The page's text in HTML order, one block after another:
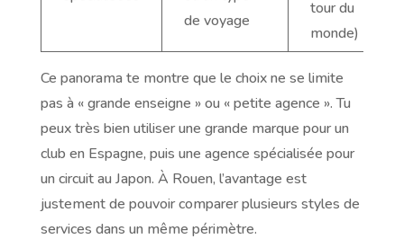
de voyage
tour du
monde)
Ce panorama te montre que le choix ne se limite
pas à « grande enseigne » ou « petite agence ». Tu
peux très bien utiliser une grande marque pour un
club en Espagne, puis une agence spécialisée pour
un circuit au Japon. À Rouen, l’avantage est
justement de pouvoir comparer plusieurs styles de
services dans un même périmètre.